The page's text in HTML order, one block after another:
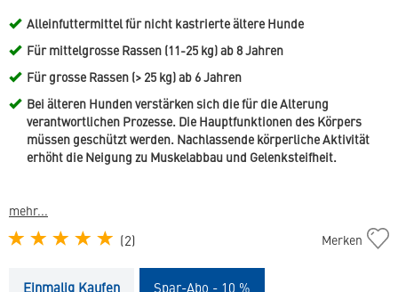
Alleinfuttermittel für nicht kastrierte ältere Hunde
Für mittelgrosse Rassen (11-25 kg) ab 8 Jahren
Für grosse Rassen (> 25 kg) ab 6 Jahren
Bei älteren Hunden verstärken sich die für die Alterung
verantwortlichen Prozesse. Die Hauptfunktionen des Körpers
müssen geschützt werden. Nachlassende körperliche Aktivität
erhöht die Neigung zu Muskelabbau und Gelenksteifheit.
mehr...
(2)
Senior
Merken
Einmalig Kaufen Spar-Abo - 10 %